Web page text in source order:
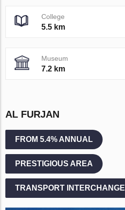
College
5.5 km
Museum
7.2 km
AL FURJAN
FROM 5.4% ANNUAL
PRESTIGIOUS AREA
TRANSPORT INTERCHANGE